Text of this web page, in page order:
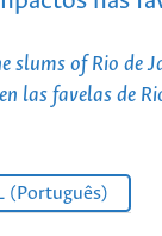
slums of Rio de
las favelas de
(Português)